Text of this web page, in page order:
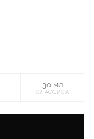
30 мл
КЛАССИКА